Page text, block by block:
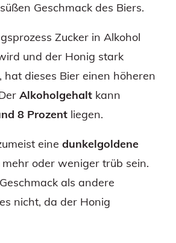
Geschmack des Biers.
Zucker in Alkohol
und der Honig stark
hat dieses Bier einen höheren
Alkoholgehalt kann
8 Prozent liegen.
eine dunkelgoldene
mehr oder weniger trüb sein.
als andere
nicht, da der Honig